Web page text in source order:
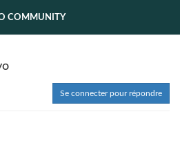
COMMUNITY
Se connecter pour répondre